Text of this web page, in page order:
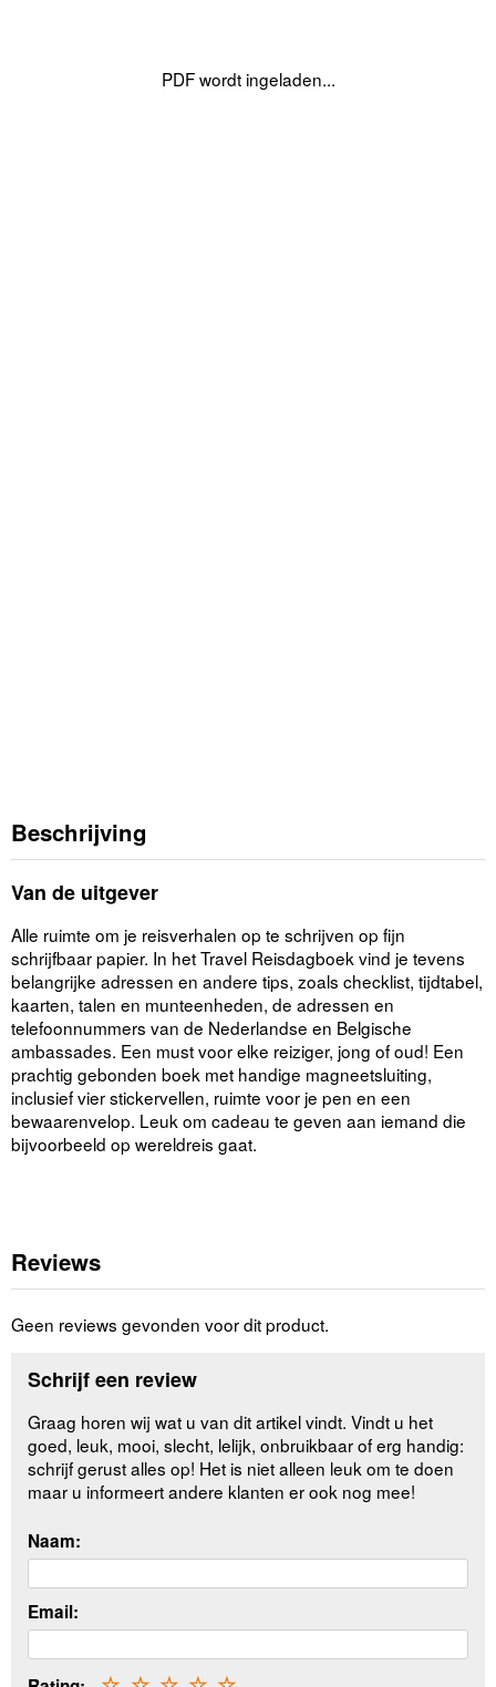
PDF wordt ingeladen...
Beschrijving
Van de uitgever
Alle ruimte om je reisverhalen op te schrijven op fijn
schrijfbaar papier. In het Travel Reisdagboek vind je tevens
belangrijke adressen en andere tips, zoals checklist, tijdtabel,
kaarten, talen en munteenheden, de adressen en
telefoonnummers van de Nederlandse en Belgische
ambassades. Een must voor elke reiziger, jong of oud! Een
prachtig gebonden boek met handige magneetsluiting,
inclusief vier stickervellen, ruimte voor je pen en een
bewaarenvelop. Leuk om cadeau te geven aan iemand die
bijvoorbeeld op wereldreis gaat.
Reviews
Geen reviews gevonden voor dit product.
Schrijf een review
Graag horen wij wat u van dit artikel vindt. Vindt u het
goed, leuk, mooi, slecht, lelijk, onbruikbaar of erg handig:
schrijf gerust alles op! Het is niet alleen leuk om te doen
maar u informeert andere klanten er ook nog mee!
Naam:
Email: